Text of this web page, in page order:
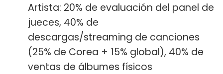
Artista: 20% de evaluación del panel de
jueces, 40% de
descargas/streaming de canciones
(25% de Corea + 15% global), 40% de
ventas de álbumes físicos